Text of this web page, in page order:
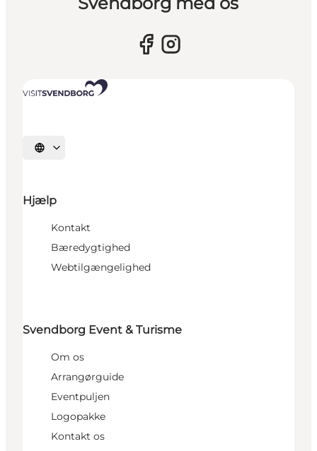
Vælg sprog
Hjælp
Kontakt
Bæredygtighed
Webtilgængelighed
Svendborg Event & Turisme
Om os
Arrangørguide
Eventpuljen
Logopakke
Kontakt os